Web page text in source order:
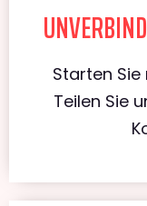
Starten
Teilen Sie